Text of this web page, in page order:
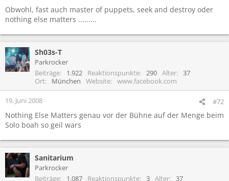
Obwohl, fast auch master of puppets, seek and destroy oder
nothing else matters .........
Sh03s-T
Parkrocker
Beiträge
1.922 Reaktionspunkte 290 Alter
37
Ort
München Website www.facebook.com
19. Juni 2008 #72
Nothing Else Matters genau vor der Bühne auf der Menge beim
Solo boah so geil wars
Sanitarium
Parkrocker
Beiträge
1.087 Reaktionspunkte 3 Alter
37